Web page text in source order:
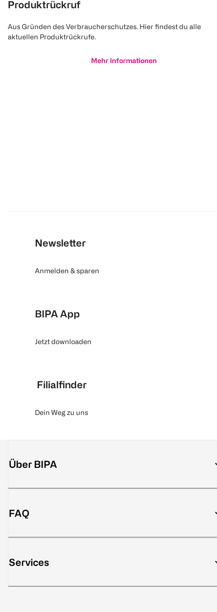
Produktrückruf
Aus Gründen des Verbraucherschutzes. Hier findest du alle
aktuellen Produktrückrufe.
Mehr Informationen
Newsletter
Anmelden & sparen
BIPA App
Jetzt downloaden
Filialfinder
Dein Weg zu uns
Über BIPA
FAQ
Services